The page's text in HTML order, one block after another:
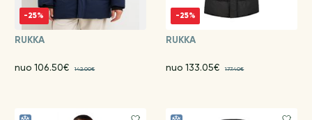
-25%
RUKKA
nuo 106.50€ 142.00€
-25%
RUKKA
nuo 133.05€ 177.40€